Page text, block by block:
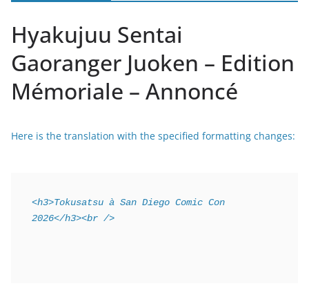
Hyakujuu Sentai
Gaoranger Juoken – Edition
Mémoriale – Annoncé
Here is the translation with the specified formatting changes:
<h3>Tokusatsu à San Diego Comic Con
2026</h3><br />